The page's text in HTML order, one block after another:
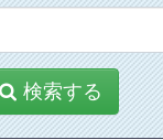
検索する